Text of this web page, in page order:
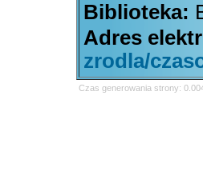
Biblioteka:
Adres
zrodla/
Czas generowania strony: